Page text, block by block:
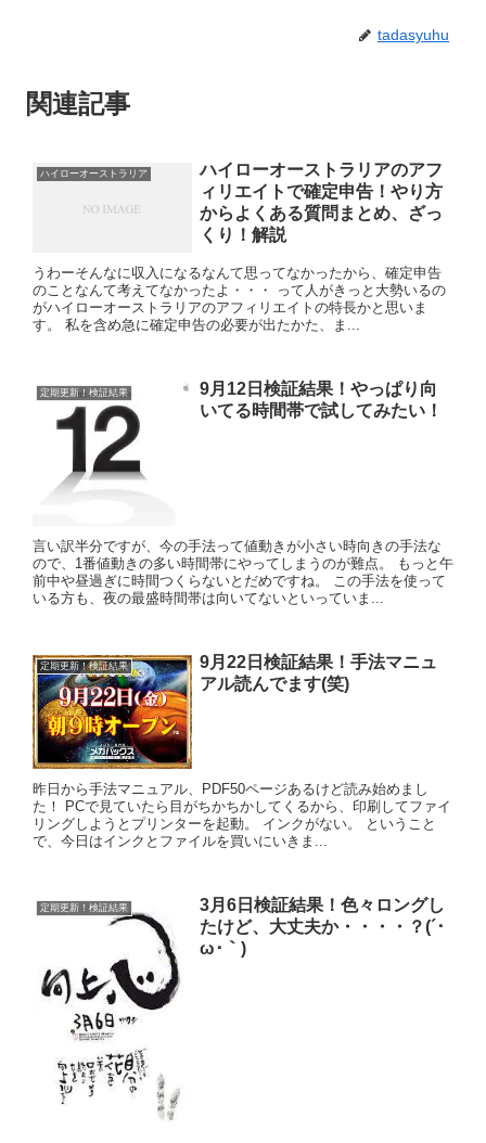
tadasyuhu
関連記事
ハイローオーストラリア
ハイローオーストラリアのアフ
ィリエイトで確定申告！やり方
からよくある質問まとめ、ざっ
くり！解説
うわーそんなに収入になるなんて思ってなかったから、確定申告
のことなんて考えてなかったよ・・・ って人がきっと大勢いるの
がハイローオーストラリアのアフィリエイトの特長かと思いま
す。 私を含め急に確定申告の必要が出たかた、ま...
定期更新！検証結果
9月12日検証結果！やっぱり向
いてる時間帯で試してみたい！
言い訳半分ですが、今の手法って値動きが小さい時向きの手法な
ので、1番値動きの多い時間帯にやってしまうのが難点。 もっと午
前中や昼過ぎに時間つくらないとだめですね。 この手法を使って
いる方も、夜の最盛時間帯は向いてないといっていま...
定期更新！検証結果
9月22日検証結果！手法マニュ
アル読んでます(笑)
昨日から手法マニュアル、PDF50ページあるけど読み始めまし
た！ PCで見ていたら目がちかちかしてくるから、印刷してファイ
リングしようとプリンターを起動。 インクがない。 ということ
で、今日はインクとファイルを買いにいきま...
定期更新！検証結果
3月6日検証結果！色々ロングし
たけど、大丈夫か・・・・？(´･
ω･｀)